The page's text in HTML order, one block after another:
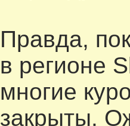
Правда,
в регионе
многие
закрыты.